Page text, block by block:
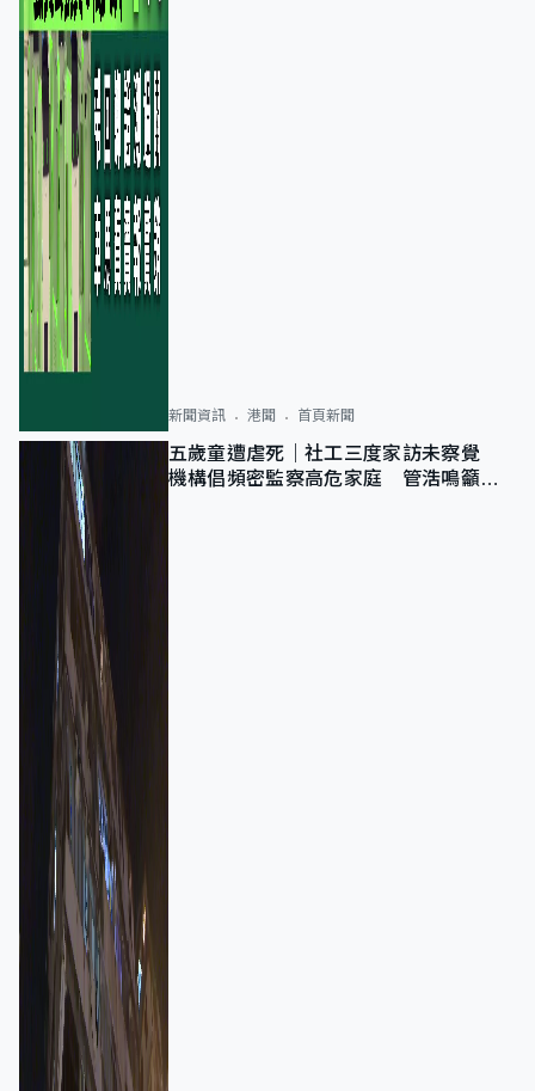
新聞資訊 港聞 首頁新聞
五歲童遭虐死｜社工三度家訪未察覺
機構倡頻密監察高危家庭 管浩鳴籲加